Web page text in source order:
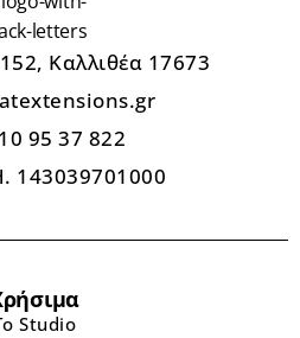
Καλλιθέα 17673
95 37 822
143039701000
Studio